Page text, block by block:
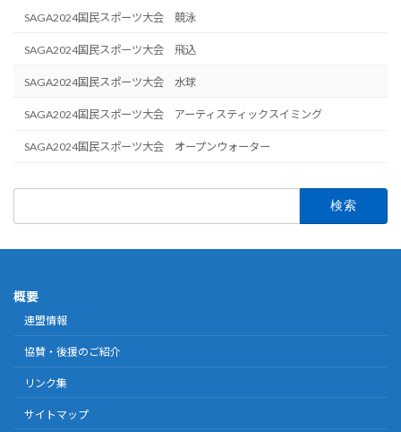
SAGA2024国民スポーツ大会 競泳
SAGA2024国民スポーツ大会 飛込
SAGA2024国民スポーツ大会 水球
SAGA2024国民スポーツ大会 アーティスティックスイミング
SAGA2024国民スポーツ大会 オープンウォーター
概要
連盟情報
協賛・後援のご紹介
リンク集
サイトマップ